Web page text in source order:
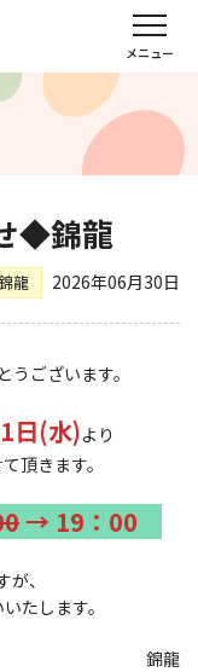
メニュー
レンタル会議室予約
福野タウンホテル
問い合わせ
◆錦龍
龍 2026年06月30日
ございます。
日(水)より
頂きます。
→ 19：00
、
たします。
錦龍